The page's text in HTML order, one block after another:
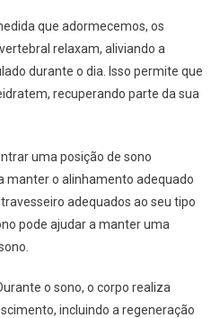
que adormecemos, os
relaxam, aliviando a
durante o dia. Isso permite que
recuperando parte da sua
uma posição de sono
o alinhamento adequado
adequados ao seu tipo
pode ajudar a manter uma
o sono, o corpo realiza
incluindo a regeneração